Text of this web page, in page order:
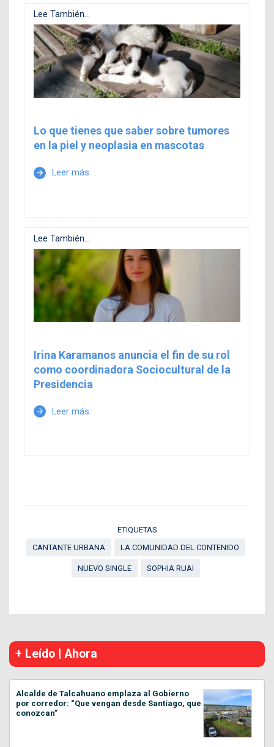
Lee También...
Lo que tienes que saber sobre tumores
en la piel y neoplasia en mascotas
arrow_forward Leer más
Lee También...
Irina Karamanos anuncia el fin de su rol
como coordinadora Sociocultural de la
Presidencia
arrow_forward Leer más
ETIQUETAS
CANTANTE URBANA
LA COMUNIDAD DEL CONTENIDO
NUEVO SINGLE SOPHIA RUAI
+ Leído | Ahora
Alcalde de Talcahuano emplaza al Gobierno
por corredor: “Que vengan desde Santiago, que
conozcan”